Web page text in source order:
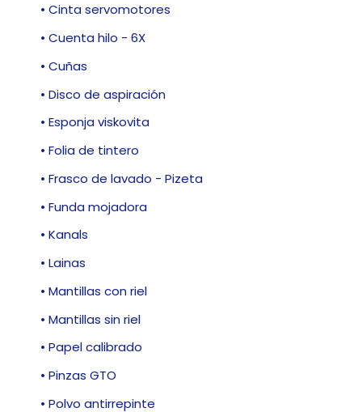
• Cinta servomotores
• Cuenta hilo - 6X
• Cuñas
• Disco de aspiración
• Esponja viskovita
• Folia de tintero
• Frasco de lavado - Pizeta
• Funda mojadora
• Kanals
• Lainas
• Mantillas con riel
• Mantillas sin riel
• Papel calibrado
• Pinzas GTO
• Polvo antirrepinte